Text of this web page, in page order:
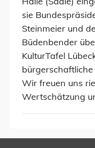
sie
Steinmeier und
Büdenbender
KulturTafel
Wir freuen uns
Wertschätzung